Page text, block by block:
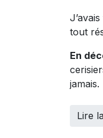
tout
En
jamais.
Lire